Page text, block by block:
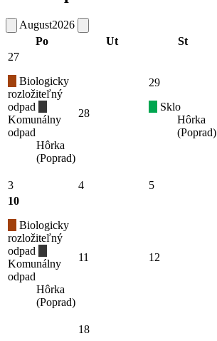
August2026
Po
Ut St
27
Biologicky
rozložiteľný
odpad
Komunálny
odpad
Hôrka
(Poprad)
28
29
Sklo
Hôrka
(Poprad)
3 4 5
10
Biologicky
rozložiteľný
odpad
Komunálny
odpad
Hôrka
(Poprad)
11 12
18